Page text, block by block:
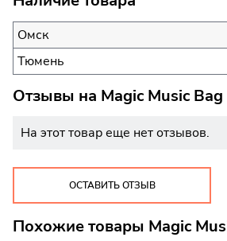
Омск
Тюмень
Отзывы на Magic Music
На этот товар еще нет отзывов.
ОСТАВИТЬ ОТЗЫВ
Похожие товары Magic